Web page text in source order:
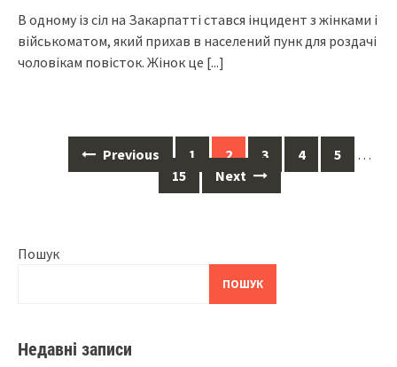
В одному із сіл на Закарпатті стався інцидент з жінками і
військоматом, який прихав в населений пунк для роздачі
чоловікам повісток. Жінок це [...]
navigation
Previous 1 2 3 4 5
…
15
Next
Пошук
ПОШУК
Недавні записи